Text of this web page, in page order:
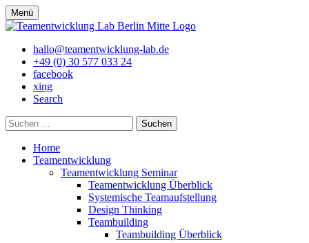
Skip
to
Menü
hallo@teamentwicklung-lab.de
+49 (0) 30 577 033 24
facebook
xing
Search
Suchen
nach:
Home
Teamentwicklung
Teamentwicklung Seminar
Teamentwicklung Überblick
Systemische Teamaufstellung
Design Thinking
Teambuilding
Teambuilding Überblick